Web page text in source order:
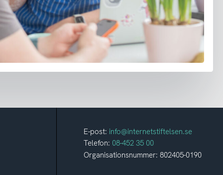
E-post: info@internetstiftelsen.se
Telefon: 08-452 35 00
Organisationsnummer: 802405-0190